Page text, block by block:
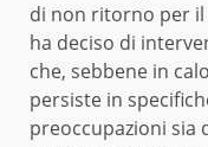
di non ritorno per
ha deciso di
che, sebbene in
persiste in
preoccupazioni sia